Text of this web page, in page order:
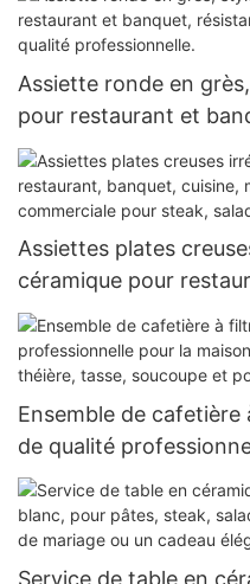
assiettes, bols et
Assiette ronde en
pour restaurant et
chaleur, réutilisable,
Assiettes plates
céramique pour
maison, hôtel,
salade, soupe, dessert
Ensemble de
de qualité
cafés et les
soucoupe et pot à lait.
Service de table en